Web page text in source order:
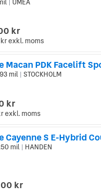
UMEÅ
kr
exkl. moms
Macan PDK Facelift
mil STOCKHOLM
kr
exkl. moms
Cayenne S E-Hybrid
mil HANDEN
kr